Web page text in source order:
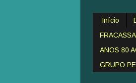
Início
ANOS 80
GRUPO